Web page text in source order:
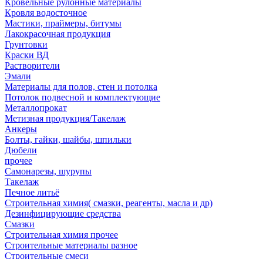
Кровельные рулонные материалы
Кровля водосточное
Мастики, праймеры, битумы
Лакокрасочная продукция
Грунтовки
Краски ВД
Растворители
Эмали
Материалы для полов, стен и потолка
Потолок подвесной и комплектующие
Металлопрокат
Метизная продукция/Такелаж
Анкеры
Болты, гайки, шайбы, шпильки
Дюбели
прочее
Самонарезы, шурупы
Такелаж
Печное литьё
Строительная химия( смазки, реагенты, масла и др)
Дезинфицирующие средства
Смазки
Строительная химия прочее
Строительные материалы разное
Строительные смеси